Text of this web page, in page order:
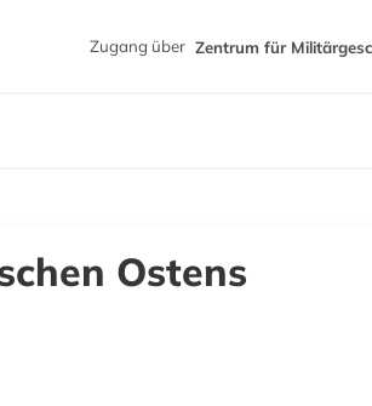
Zugang über Zentrum für
Ostens